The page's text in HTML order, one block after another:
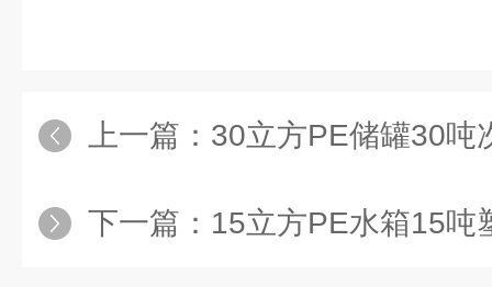
上一篇： 30立方PE储罐30吨次氯酸钠储
下一篇： 15立方PE水箱15吨塑料净水剂